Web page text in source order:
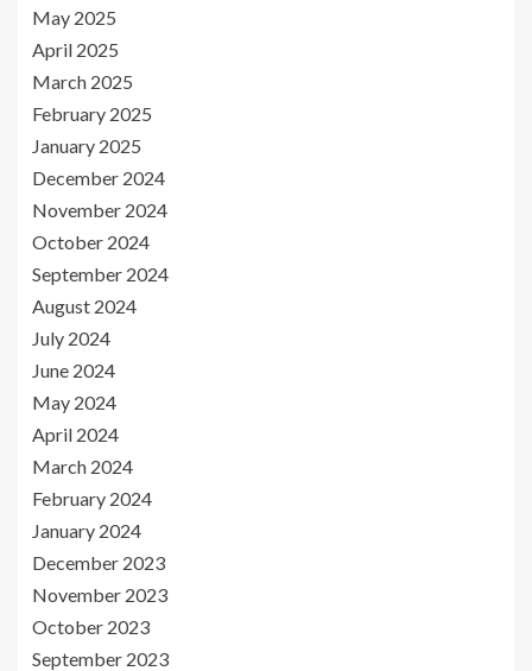
May 2025
April 2025
March 2025
February 2025
January 2025
December 2024
November 2024
October 2024
September 2024
August 2024
July 2024
June 2024
May 2024
April 2024
March 2024
February 2024
January 2024
December 2023
November 2023
October 2023
September 2023